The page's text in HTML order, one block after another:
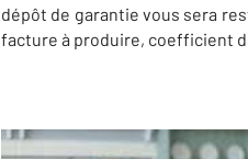
dépôt de garantie vous sera
facture à produire, coefficient